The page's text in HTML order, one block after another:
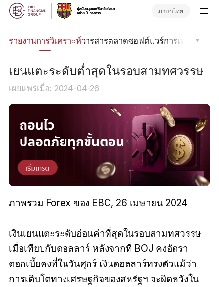
ภาษาไทย
รายงานการวิเคราะห์วารสารตลาดซอฟต์แวร์การเทรด
เยนแตะระดับต่ำสุดในรอบสามทศวรรษ
เผยแพร่เมื่อ: 2024-04-26
ภาพรวม Forex ของ EBC, 26 เมษายน 2024
เงินเยนแตะระดับอ่อนค่าที่สุดในรอบสามทศวรรษ
เมื่อเทียบกับดอลลาร์ หลังจากที่ BOJ คงอัตรา
ดอกเบี้ยคงที่ในวันศุกร์ เงินดอลลาร์ทรงตัวแม้ว่า
การเติบโตทางเศรษฐกิจของสหรัฐฯ จะผิดหวังใน